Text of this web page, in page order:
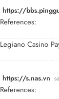
https://
References:
Legiano Casino
https://s.nas.vn
References: